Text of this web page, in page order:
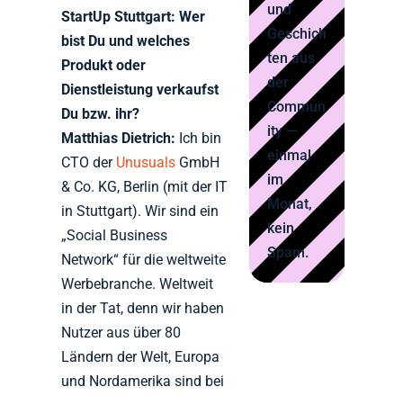
StartUp Stuttgart: Wer
bist Du und welches
Produkt oder
Dienstleistung verkaufst
Du bzw. ihr?
Matthias Dietrich: Ich bin
CTO der Unusuals GmbH
& Co. KG, Berlin (mit der IT
in Stuttgart). Wir sind ein
„Social Business
Network“ für die weltweite
Werbebranche. Weltweit
in der Tat, denn wir haben
Nutzer aus über 80
Ländern der Welt, Europa
und Nordamerika sind bei
und
Geschich
ten aus
der
Commun
ity —
einmal
im
Monat,
kein
Spam.